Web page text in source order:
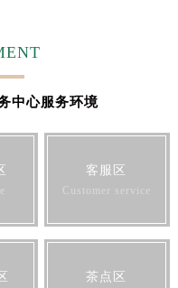
中心服务环境
客服区
Customer service
茶点区